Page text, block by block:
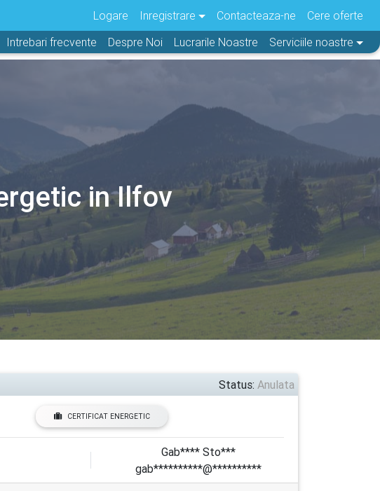
Logare Inregistrare Contacteaza-ne
Cere oferte
Serviciile noastre
Lucrarile Noastre
Despre Noi
Intrebari frecvente
in Ilfov
Status: Anulata
CERTIFICAT ENERGETIC
Gab**** Sto***
gab**********@**********